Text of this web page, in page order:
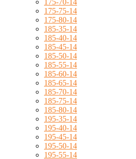
175-70-14
175-75-14
175-80-14
185-35-14
185-40-14
185-45-14
185-50-14
185-55-14
185-60-14
185-65-14
185-70-14
185-75-14
185-80-14
195-35-14
195-40-14
195-45-14
195-50-14
195-55-14